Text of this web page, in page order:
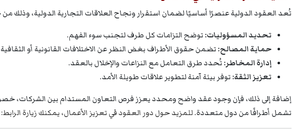
تُعد العقود الدولية عنصرًا أساسيًا لضمان استقرار ونجاح العلاقات التجارية الدولية، وذلك
تحديد المسؤوليات: توضح التزامات كل طرف لتجنب سوء الفهم.
حماية المصالح: تضمن حقوق الأطراف بغض النظر عن الاختلافات القانونية أو
إدارة المخاطر: تُحدد طرق التعامل مع النزاعات والإخلال بالعقد.
تعزيز الثقة: توفر بيئة آمنة لتطوير علاقات طويلة الأمد.
إضافة إلى ذلك، فإن وجود عقد واضح ومحدد يعزز فرص التعاون المستدام بين الشركات،
تشمل أطرافًا من دول متعددة.للمزيد حول دور العقود في تعزيز الأعمال، يمكنك زيارة الرابط: